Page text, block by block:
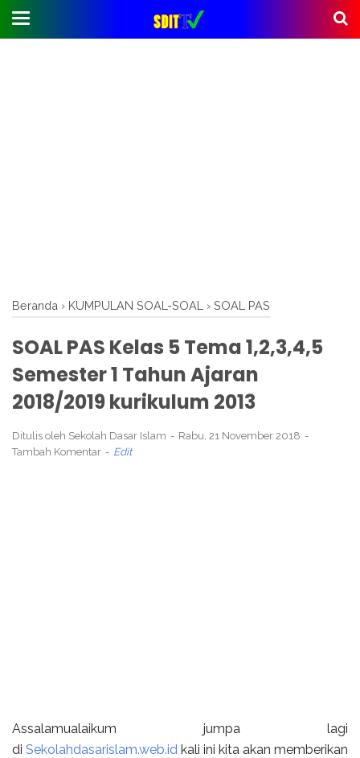
Beranda › KUMPULAN SOAL-SOAL › SOAL PAS
SOAL PAS Kelas 5 Tema 1,2,3,4,5
Semester 1 Tahun Ajaran
2018/2019 kurikulum 2013
Ditulis oleh Sekolah Dasar Islam
Rabu, 21 November 2018
Tambah Komentar
Edit
Assalamualaikum jumpa lagi
di Sekolahdasarislam.web.id kali ini kita akan memberikan